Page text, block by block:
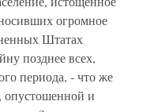
огромное
Штатах
позднее всех,
периода, - что же
опустошенной и